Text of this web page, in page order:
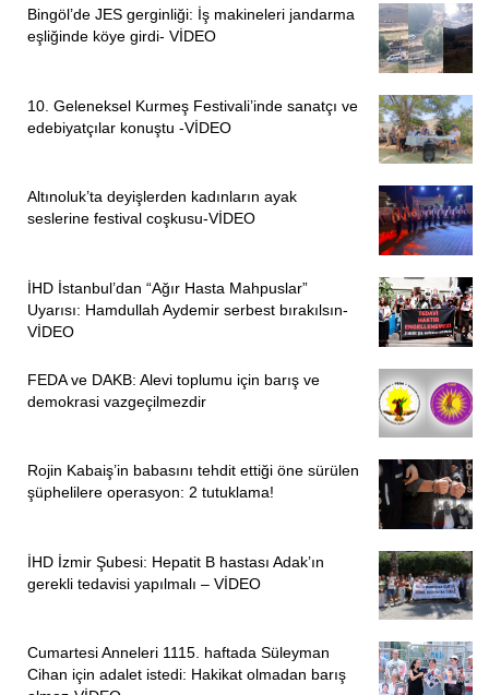
Bingöl’de JES gerginliği: İş makineleri jandarma
eşliğinde köye girdi- VİDEO
10. Geleneksel Kurmeş Festivali’inde sanatçı ve
edebiyatçılar konuştu -VİDEO
Altınoluk’ta deyişlerden kadınların ayak
seslerine festival coşkusu-VİDEO
İHD İstanbul’dan “Ağır Hasta Mahpuslar”
Uyarısı: Hamdullah Aydemir serbest bırakılsın-
VİDEO
FEDA ve DAKB: Alevi toplumu için barış ve
demokrasi vazgeçilmezdir
Rojin Kabaiş’in babasını tehdit ettiği öne sürülen
şüphelilere operasyon: 2 tutuklama!
İHD İzmir Şubesi: Hepatit B hastası Adak’ın
gerekli tedavisi yapılmalı – VİDEO
Cumartesi Anneleri 1115. haftada Süleyman
Cihan için adalet istedi: Hakikat olmadan barış